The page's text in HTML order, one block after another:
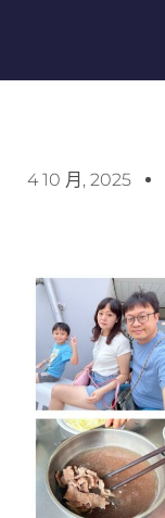
4 10 月, 2025